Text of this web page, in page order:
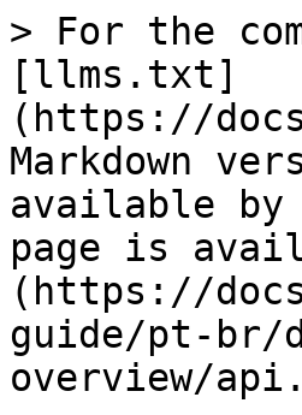
> For the
[llms.txt]
(https://
Markdown
available by
page is
(https://
guide/pt-br/
overview/